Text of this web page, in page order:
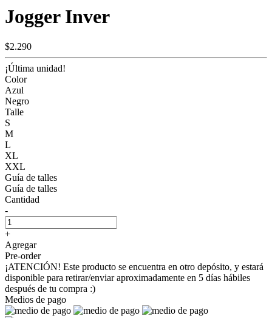
Jogger Inver
$2.290
¡Última unidad!
Color
Azul
Negro
Talle
S
M
L
XL
XXL
Guía de talles
Guía de talles
Cantidad
-
+
Agregar
Pre-order
¡ATENCIÓN! Este producto se encuentra en otro depósito, y estará
disponible para retirar/enviar aproximadamente en 5 días hábiles
después de tu compra :)
Medios de pago